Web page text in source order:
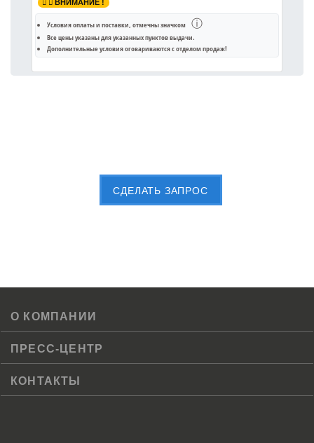
ВНИМАНИЕ !
Условия оплаты и поставки, отмечны значком ⓘ
Все цены указаны дляуказанных пунктов выдачи.
Дополнительные условия оговариваются с отделом продаж!
CДЕЛАТЬ ЗАПРОС
О КОМПАНИИ
ПРЕСС-ЦЕНТР
КОНТАКТЫ